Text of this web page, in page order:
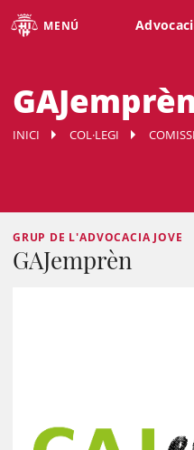
MENÚ
INICI COL·LEGI
GRUP DE L'ADVOCACIA JOVE
GAJemprèn